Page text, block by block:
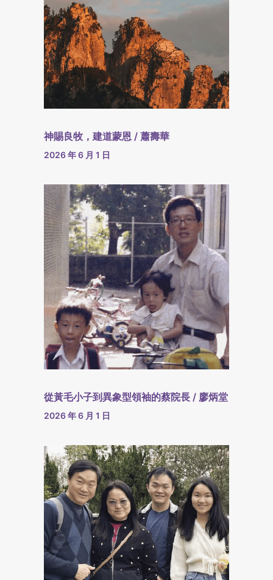
神賜良牧，建道蒙恩 / 蕭壽華
2026 年 6 月 1 日
從黃毛小子到異象型領袖的蔡院長 / 廖炳堂
2026 年 6 月 1 日